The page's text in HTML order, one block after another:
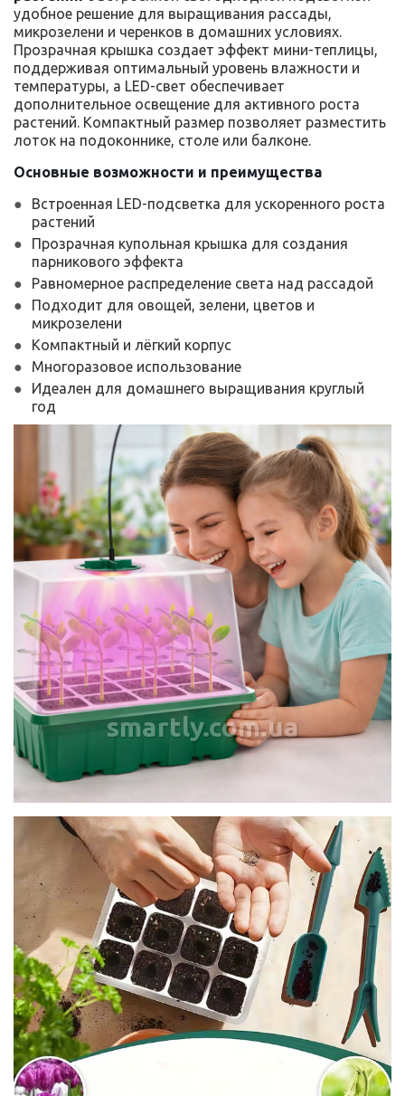
удобное решение для выращивания рассады,
микрозелени и черенков в домашних условиях.
Прозрачная крышка создает эффект мини-теплицы,
поддерживая оптимальный уровень влажности и
температуры, а LED-свет обеспечивает
дополнительное освещение для активного роста
растений. Компактный размер позволяет разместить
лоток на подоконнике, столе или балконе.
Основные возможности и преимущества
Встроенная LED-подсветка для ускоренного роста
растений
Прозрачная купольная крышка для создания
парникового эффекта
Равномерное распределение света над рассадой
Подходит для овощей, зелени, цветов и
микрозелени
Компактный и лёгкий корпус
Многоразовое использование
Идеален для домашнего выращивания круглый
год
smartly.com.ua